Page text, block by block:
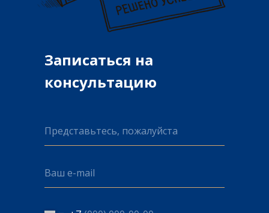
Записаться на
консультацию